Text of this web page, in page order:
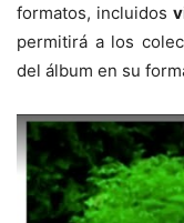
formatos, incluidos
permitirá a los
del álbum en su